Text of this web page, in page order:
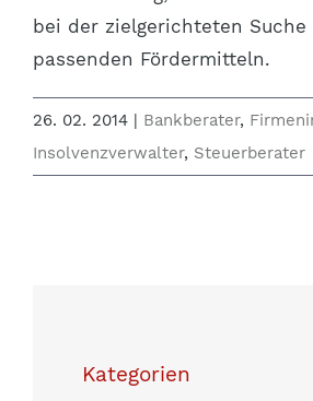
bei der zielgerichteten Suche
passenden Fördermitteln.
26. 02. 2014 | Bankberater,
Insolvenzverwalter, Steuerberater
Kategorien